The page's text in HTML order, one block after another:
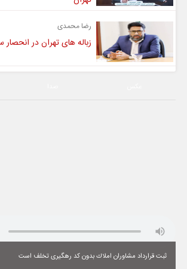
رضا محمدی
زباله های تهران در انحصار
ثبت قرارداد مشاوران املاك بدون كد رهگیری تخلف است